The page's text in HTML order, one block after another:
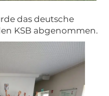
das deutsche
KSB abgenommen.